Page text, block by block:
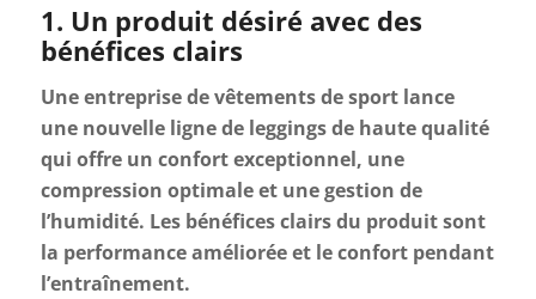
1. Un produit désiré avec des
bénéfices clairs
Une entreprise de vêtements de sport lance
une nouvelle ligne de leggings de haute qualité
qui offre un confort exceptionnel, une
compression optimale et une gestion de
l’humidité. Les bénéfices clairs du produit sont
la performance améliorée et le confort pendant
l’entraînement.